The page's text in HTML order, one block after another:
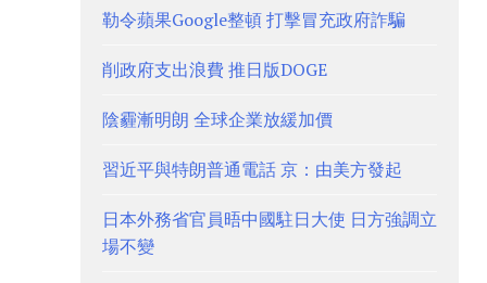
勒令蘋果Google整頓 打擊冒充政府詐騙
削政府支出浪費 推日版DOGE
陰霾漸明朗 全球企業放緩加價
習近平與特朗普通電話 京：由美方發起
日本外務省官員晤中國駐日大使 日方強調立
場不變